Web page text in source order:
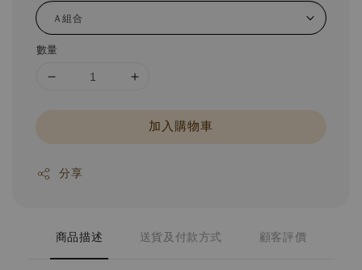
數量
加入購物車
分享
商品描述 送貨及付款方式 顧客評價